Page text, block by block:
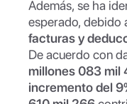
Además, se ha
esperado, debido
facturas y
De acuerdo con
millones 083 mil
incremento del